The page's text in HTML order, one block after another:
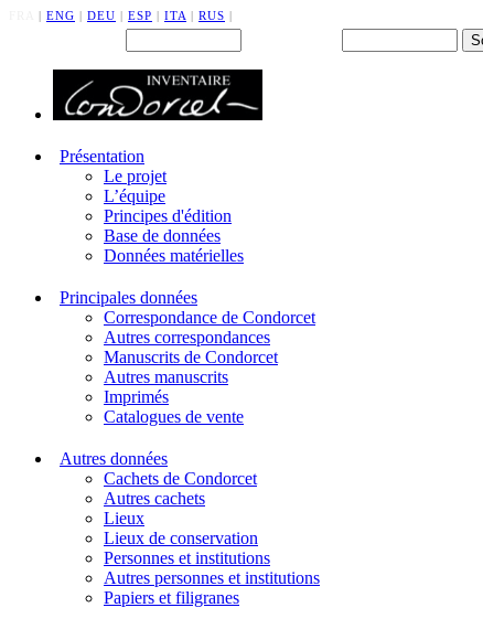
| ENG | DEU | ESP | ITA | RUS |
Présentation
Le projet
L’équipe
Principes d'édition
Base de données
Données matérielles
Principales données
Correspondance de Condorcet
Autres correspondances
Manuscrits de Condorcet
Autres manuscrits
Imprimés
Catalogues de vente
Autres données
Cachets de Condorcet
Autres cachets
Lieux
Lieux de conservation
Personnes et institutions
Autres personnes et institutions
Papiers et filigranes